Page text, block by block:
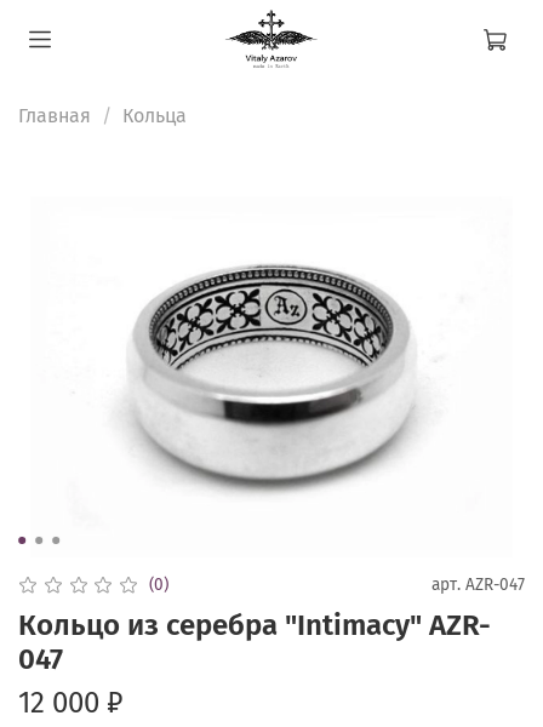
Главная Кольца
(0) арт. AZR-047
Кольцо из серебра "Intimacy" AZR-
047
12 000 ₽